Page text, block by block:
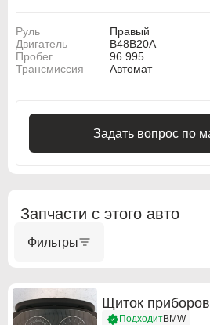
Руль
Правый
Двигатель
B48B20A
Пробег
96 995
Трансмиссия
Автомат
Задать вопрос по
Запчасти с этого авто
Фильтры
Щиток приборов
ПодходитBMW
Alfa Romeo
Alfa Romeo